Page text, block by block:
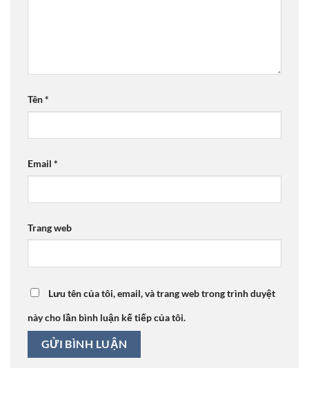
Tên*
Email *
Trang web
Lưu tên của tôi, email, và trang web trong trình duyệt
này cho lần bình luận kế tiếp của tôi.